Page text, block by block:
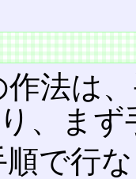
作法は
、ま
で行